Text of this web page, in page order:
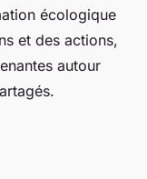
écologique
et des actions,
autour